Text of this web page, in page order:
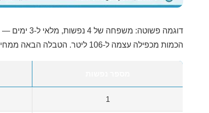
דוגמה פשוטה: משפחה של 4 נפשות, מלאי ל-3 ימים — 4 x 3 x 3.8 =
הכמות מכפילה עצמה ל-106 ליטר. הטבלה הבאה ממחישה זאת במבט אחד.
1